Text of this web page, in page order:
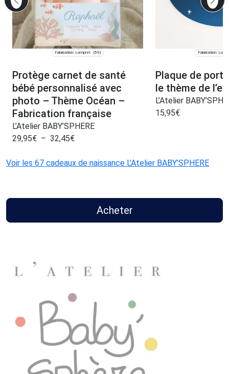
Fabrication: Lompret (59)
Protège carnet de santé
bébé personnalisé avec
photo – Thème Océan –
Fabrication française
L’Atelier BABY’SPHERE
29,95€ – 32,45€
Fabrication:
Plaque de
le thème de
L’Atelier
15,95€
Voir les 67 cadeaux de naissance L’Atelier BABY’SPHERE
Acheter